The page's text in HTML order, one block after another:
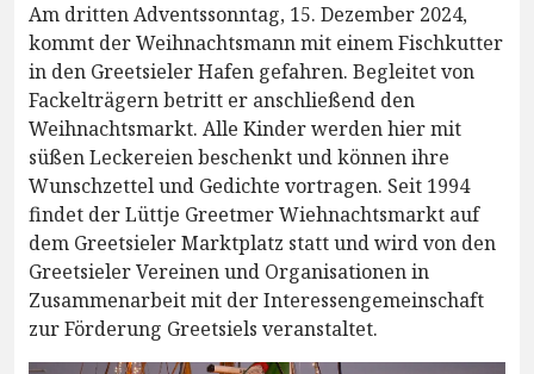
Am dritten Adventssonntag, 15. Dezember 2024,
kommt der Weihnachtsmann mit einem Fischkutter
in den Greetsieler Hafen gefahren. Begleitet von
Fackelträgern betritt er anschließend den
Weihnachtsmarkt. Alle Kinder werden hier mit
süßen Leckereien beschenkt und können ihre
Wunschzettel und Gedichte vortragen. Seit 1994
findet der Lüttje Greetmer Wiehnachtsmarkt auf
dem Greetsieler Marktplatz statt und wird von den
Greetsieler Vereinen und Organisationen in
Zusammenarbeit mit der Interessengemeinschaft
zur Förderung Greetsiels veranstaltet.